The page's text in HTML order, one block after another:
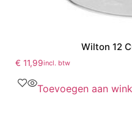
Wilton 12
€ 11,99incl. btw
Toevoegen aan